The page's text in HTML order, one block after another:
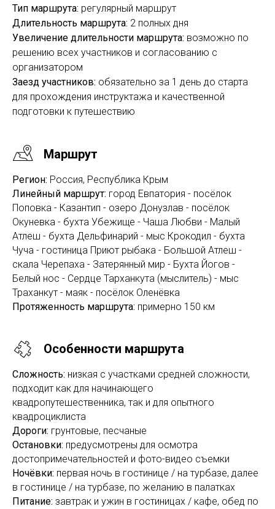
Тип маршрута: регулярный маршрут
Длительность маршрута: 2 полных дня
Увеличение длительности маршрута: возможно по
решению всех участников и согласованию с
организатором
Заезд участников: обязательно за 1 день до старта
для прохождения инструктажа и качественной
подготовки к путешествию
Маршрут
Регион: Россия, Республика Крым
Линейный маршрут: город Евпатория - посёлок
Поповка - Казантип - озеро Донузлав - посёлок
Окуневка - бухта Убежище - Чаша Любви - Малый
Атлеш - бухта Дельфинарий - мыс Крокодил - бухта
Чуча - гостиница Приют рыбака - Большой Атлеш -
скала Черепаха - Затерянный мир - Бухта Йогов -
Белый нос - Сердце Тарханкута (мыслитель) - мыс
Траханкут - маяк - посёлок Оленёвка
Протяженность маршрута: примерно 150 км
Особенности маршрута
Сложность: низкая с участками средней сложности,
подходит как для начинающего
квадропутешественника, так и для опытного
квадроциклиста
Дороги: грунтовые, песчаные
Остановки: предусмотрены для осмотра
достопримечательностей и фото-видео съемки
Ночёвки: первая ночь в гостинице / на турбазе, далее
в гостинице / на турбазе, по желанию в палатках
Питание: завтрак и ужин в гостиницах / кафе, обед по